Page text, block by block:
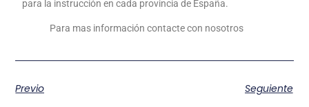
para la instrucción en cada provincia de España.
Para mas información contacte con nosotros
Previo Seguiente